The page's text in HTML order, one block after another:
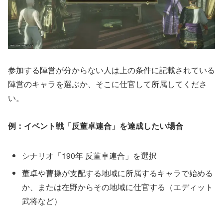
参加する陣営が分からない人は上の条件に記載されている
陣営のキャラを選ぶか、そこに仕官して所属してくださ
い。
例：イベント戦「反董卓連合」を達成したい場合
シナリオ「190年 反董卓連合」を選択
董卓や曹操が支配する地域に所属するキャラで始める
か、または在野からその地域に仕官する（エディット
武将など）